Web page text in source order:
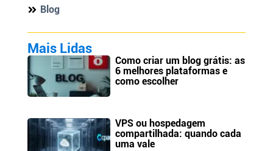
Blog
Mais Lidas
Como criar um blog grátis: as
6 melhores plataformas e
como escolher
VPS ou hospedagem
compartilhada: quando cada
uma vale